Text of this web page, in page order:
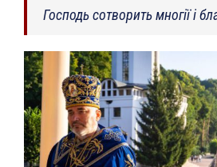
Господь сотворить многії і